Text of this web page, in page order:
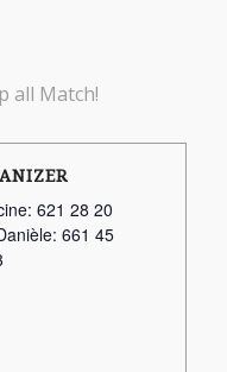
all Match!
621 28 20
661 45